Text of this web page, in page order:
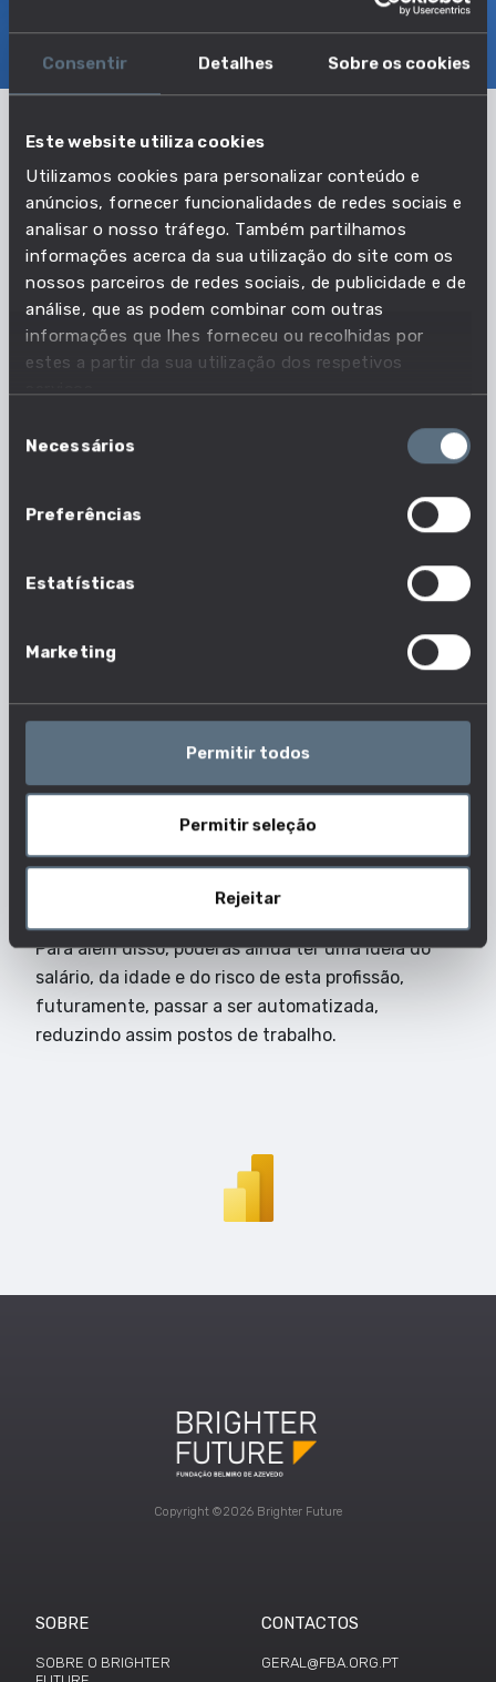
Consentir Detalhes Sobre os cookies
Este website utiliza cookies
Utilizamos cookies para personalizar conteúdo e
anúncios, fornecer funcionalidades de redes sociais e
analisar o nosso tráfego. Também partilhamos
informações acerca da sua utilização do site com os
nossos parceiros de redes sociais, de publicidade e de
análise, que as podem combinar com outras
informações que lhes forneceu ou recolhidas por
estes a partir da sua utilização dos respetivos
serviços.
deNecessários
Preferências
Estatísticas
Marketing
Permitir todos
Permitir seleção
Rejeitar
EDUCAÇÃO E COMPETÊNCIAS
TRANSIÇÕES
conjunto das profissões: Moldador de artigos em
fibra de vidro, Operador de equipamentos térmicos
de tratamento de plásticos, Operador de fabrico
de peças em fibra de vidro, Operador de laminador
de plásticos, Operador de máquinas de
acabamento de tubos isolantes, Operador de
máquinas de enrolamento de filamentos, Operador
Operador de máquinas de moldagem por
por injeção, Operador de máquinas de moldagem
por sopro, Operador de máquinas de pultrusão,
de prensas hidráulicas de plásticos.
Como tem evoluído o emprego nesta
pessoas estão a exercer esta profissão e desta
forma ajuda-te a acompanhar a evolução do
emprego nesta profissão.
Para além disso, poderás ainda ter uma ideia do
salário, da idade e do risco de esta profissão,
futuramente, passar a ser automatizada,
reduzindo assim postos de trabalho.
Copyright ©2026 Brighter Future
SOBRE
SOBRE O BRIGHTER
CONTACTOS
GERAL@FBA.ORG.PT